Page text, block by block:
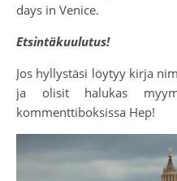
days in Venice.
Etsintäkuulutus!
Jos hyllystäsi löytyy kirja
ja olisit halukas
kommenttiboksissa Hep!